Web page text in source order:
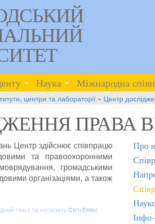
Наука Міжнародна
центри та лабораторії » Центр
ПРАВА
Про
Центр здійснює співпрацю
та правоохоронними
громадськими
організаціями, а також
текст та натиснітьCtrl+Enter.